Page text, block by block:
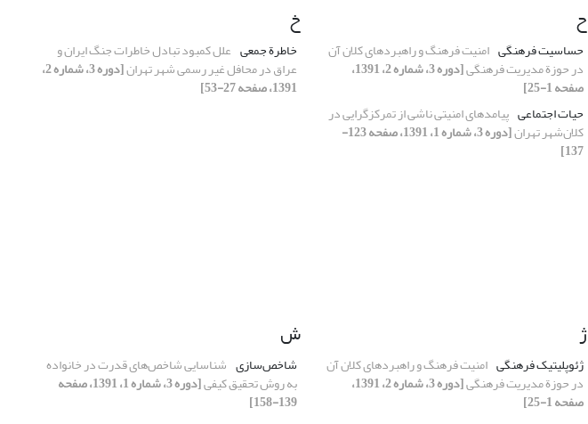
ح
حساسیت فرهنگی امنیت فرهنگ و راهبردهای کلان آن
در حوزة مدیریت فرهنگی [دوره 3، شماره 2، 1391،
صفحه 1-25]
حیات اجتماعی پیامدهای امنیتی ناشی از تمرکزگرایی در
کلان‌شهر تهران [دوره 3، شماره 1، 1391، صفحه 123-
137]
خ
خاطرة جمعی علل کمبود تبادل خاطرات جنگ ایران و
عراق در محافل غیر رسمی شهر تهران [دوره 3، شماره 2،
1391، صفحه 27-53]
ژ
ژئوپلیتیک فرهنگی امنیت فرهنگ و راهبردهای کلان آن
در حوزة مدیریت فرهنگی [دوره 3، شماره 2، 1391،
صفحه 1-25]
ش
شاخص‌سازی شناسایی شاخص‌های قدرت در خانواده‌
به روش تحقیق کیفی [دوره 3، شماره 1، 1391، صفحه
139-158]